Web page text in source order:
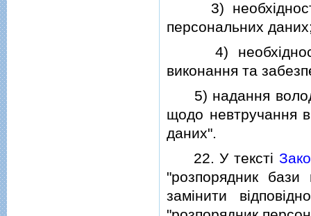
3) необхiдностi
персональних
4) необхiдностi
виконання та
5) надання
щодо невтручання
даних".
22. У текстi
"розпорядник
замiнити